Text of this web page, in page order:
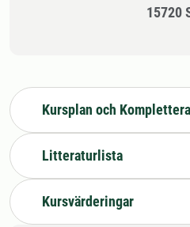
15720
Kursplan och
Litteraturlista
Kursvärderingar